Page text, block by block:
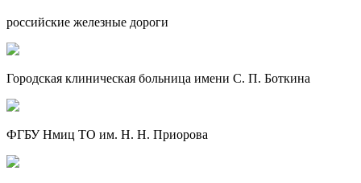
российские железные дороги
Городская клиническая больница имени С. П. Боткина
ФГБУ Нмиц ТО им. Н. Н. Приорова